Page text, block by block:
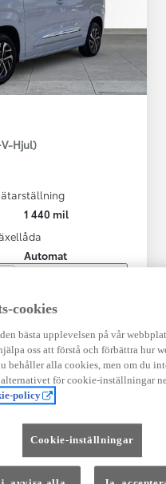
Hjul)
1 440 mil
Automat
cookies
bästa upplevelsen på vår
oss att förstå och förbättra hur
behåller alla cookies, men om du
för cookie-inställningar
policy
Cookie-inställningar